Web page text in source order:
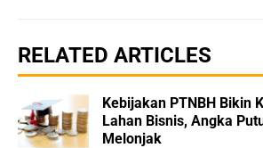
RELATED ARTICLES
Kebijakan PTNBH Bikin
Lahan Bisnis, Angka
Melonjak